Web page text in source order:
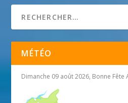
MÉTÉO
Dimanche 09 août 2026, Bonne Fête